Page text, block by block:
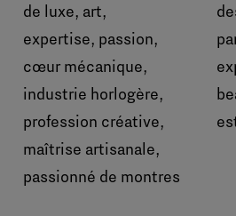
de luxe, art,
expertise, passion,
cœur mécanique,
industrie horlogère,
profession créative,
maîtrise artisanale,
passionné de montres